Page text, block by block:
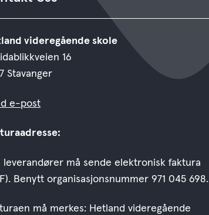
videregående skole
16
Stavanger
e-post
leverandører må sende elektronisk faktura
Benytt organisasjonsnummer 971 045 698.
må merkes: Hetland videregående